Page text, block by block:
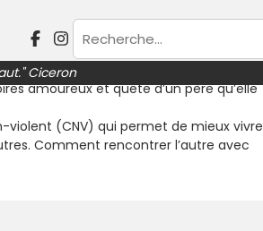
Ciceron
un réconfort, une sorte de guide de
sa vie. Mattéo prône la
amoureux et quête d’un père qu’elle
(CNV) qui permet de mieux vivre
Comment rencontrer l’autre avec